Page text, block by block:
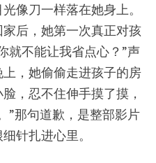
像刀一样落在她身上。
后，她第一次真正对孩
就不能让我省点心？”声
，她偷偷走进孩子的房
，忍不住伸手摸了摸，
”那句道歉，是整部影片
针扎进心里。